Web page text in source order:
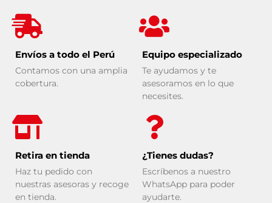
Envíos a todo el Perú
Contamos con una amplia
cobertura.
Equipo especializado
Te ayudamos y te
asesoramos en lo que
necesites.
Retira en tienda
Haz tu pedido con
nuestras asesoras y recoge
en tienda.
¿Tienes dudas?
Escríbenos a nuestro
WhatsApp para poder
ayudarte.